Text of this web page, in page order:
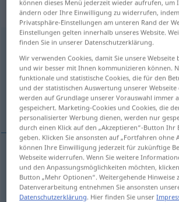
„engagieren“:
engagieren [ãgaˈʒiːrən]v/t <ohne-ge-
Übersicht aller Übersetzungen
(Für mehr Details die Übersetzung anklicken/
angaje etmek, kiralamak
angajeetmek engagieren Künstler
kiralamak engagierenBandetc
können dieses Menü jederzeit wieder aufrufen, um
ändern oder Ihre Einwilligung zu widerrufen,
Privatsphäre-Einstellungen am unteren Rand der
Einstellungen gelten innerhalb unseres Website.
finden Sie in unserer Datenschutzerklärung.
Wir verwenden Cookies, damit Sie unsere Webseite
und wir besser mit Ihnen kommunizieren können.
funktionale und statistische Cookies, die für den
und der statistischen Auswertung unserer
werden auf Grundlage unserer Vorauswahl immer
gespeichert. Marketing-Cookies und Cookies, die
personalisierter Werbung dienen, werden nur
durch einen Klick auf den „Akzeptieren“-Button Ihr
geben. Klicken Sie ansonsten auf „Fortfahren ohne
können Ihre Einwilligung jederzeit für zukünftige
Webseite widerrufen. Wenn Sie weitere
und den Anpassungsmöglichkeiten möchten,
Button „Mehr Optionen“. Weitergehende Hinweise
Datenverarbeitung entnehmen Sie ansonsten
Datenschutzerklärung. Hier finden Sie unser